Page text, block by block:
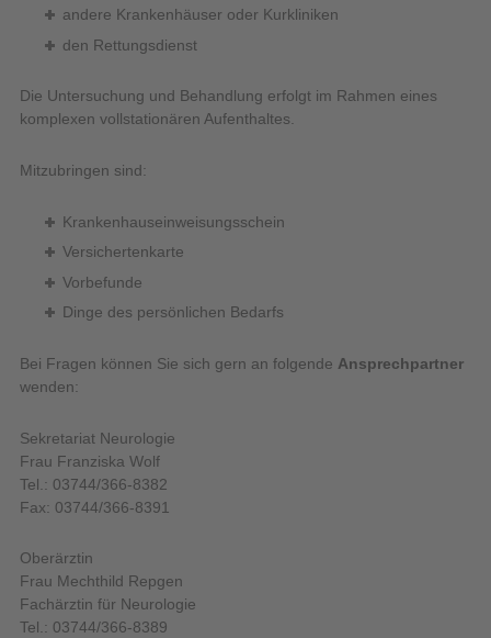
andere Krankenhäuser oder Kurkliniken
den Rettungsdienst
Die Untersuchung und Behandlung erfolgt im Rahmen eines
komplexen vollstationären Aufenthaltes.
Mitzubringen sind:
Krankenhauseinweisungsschein
Versichertenkarte
Vorbefunde
Dinge des persönlichen Bedarfs
Bei Fragen können Sie sich gern an folgende Ansprechpartner
wenden:
Sekretariat Neurologie
Frau Franziska Wolf
Tel.: 03744/366-8382
Fax: 03744/366-8391
Oberärztin
Frau Mechthild Repgen
Fachärztin für Neurologie
Tel.: 03744/366-8389